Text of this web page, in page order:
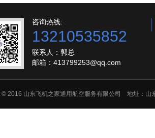
咨询热线:
13210535852
联系人：郭总
邮箱：413799253@qq.com
© 2016 山东飞机之家通用航空服务有限公司 地址：山